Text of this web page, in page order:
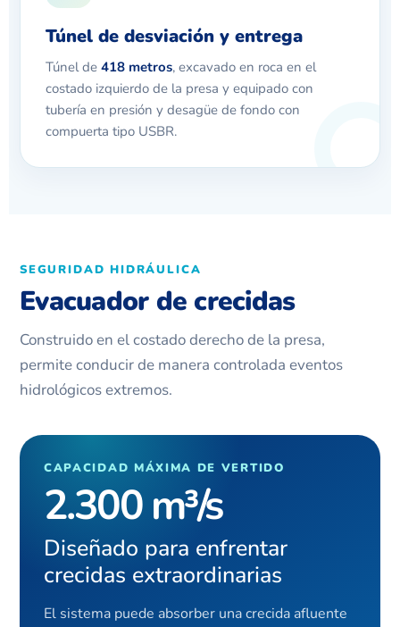
Túnel de desviación y entrega
Túnel de 418 metros, excavado en roca en el
costado izquierdo de la presa y equipado con
tubería en presión y desagüe de fondo con
compuerta tipo USBR.
SEGURIDAD HIDRÁULICA
Evacuador de crecidas
Construido en el costado derecho de la presa,
permite conducir de manera controlada eventos
hidrológicos extremos.
CAPACIDAD MÁXIMA DE VERTIDO
2.300 m³/s
Diseñado para enfrentar
crecidas extraordinarias
El sistema puede absorber una crecida afluente